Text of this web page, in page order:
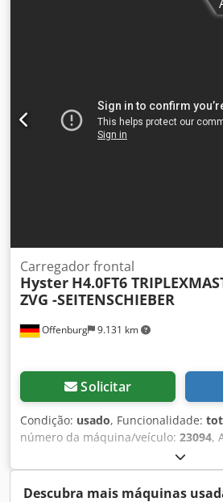
,
Dedpszn A Udofx Aflsck Deslizador
ajuste de garfos, 3.º circuito
Offenburg 9.131 km
Carregador frontal
Hyster H4.0FT6
ZVG -SEITENSCHIEBER
Solicitar
Condição: usado, Funcionalidade:
número da máquina/veículo: 23094,
13.400 h
4.000 kg, altura de elevação:5.250
combustível:gás, tipo de mastro:
Descubra mais máquinas